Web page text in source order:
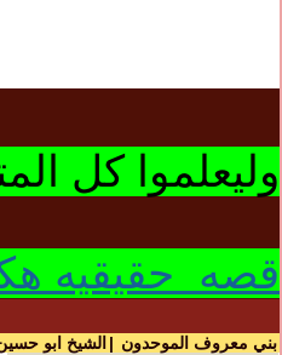
وليعلموا كل
قصه حقيقيه هكذا خططوا وهي
بني معروف الموحدون | الشيخ ابو